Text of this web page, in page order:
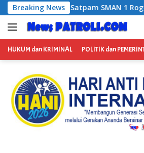
Langsung
ke
konten
Breaking News
Bantu Amankan Terduga
HUKUM dan KRIMINAL POLITIK dan